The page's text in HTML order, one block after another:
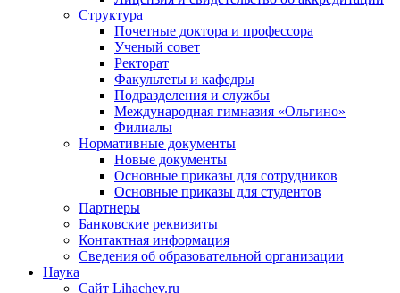
Структура
Почетные доктора и профессора
Ученый совет
Ректорат
Факультеты и кафедры
Подразделения и службы
Международная гимназия «Ольгино»
Филиалы
Нормативные документы
Новые документы
Основные приказы для сотрудников
Основные приказы для студентов
Партнеры
Банковские реквизиты
Контактная информация
Сведения об образовательной организации
Наука
Сайт Lihachev.ru